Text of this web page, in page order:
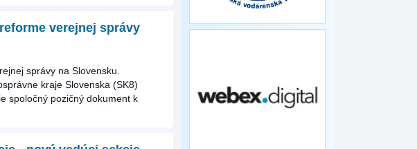
verejnej správy
správy na Slovensku.
kraje Slovenska (SK8)
spoločný pozičný dokument k